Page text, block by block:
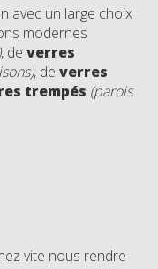
avec un large choix
modernes
, de verres
, de verres
trempés (parois
vite nous rendre